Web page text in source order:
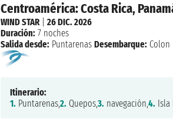
Centroamérica: Costa Rica,
WIND STAR|26 DIC. 2026
Duración: 7 noches
Salida desde: Puntarenas Desembarque: Colon
Itinerario:
1. Puntarenas,2. Quepos,3. navegación,4.